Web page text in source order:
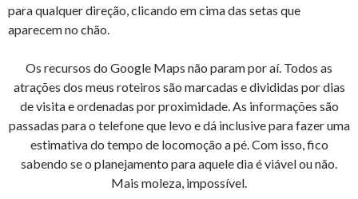
para qualquer direção, clicando em cima das setas que
aparecem no chão.
Os recursos do Google Maps não param por aí. Todos as
atrações dos meus roteiros são marcadas e divididas por dias
de visita e ordenadas por proximidade. As informações são
passadas para o telefone que levo e dá inclusive para fazer uma
estimativa do tempo de locomoção a pé. Com isso, fico
sabendo se o planejamento para aquele dia é viável ou não.
Mais moleza, impossível.